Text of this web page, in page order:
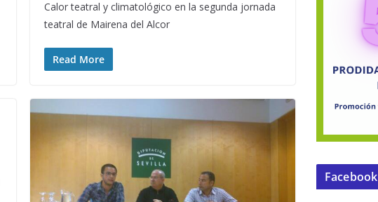
Calor teatral y climatológico en la segunda jornada
teatral de Mairena del Alcor
Read More
Facebook